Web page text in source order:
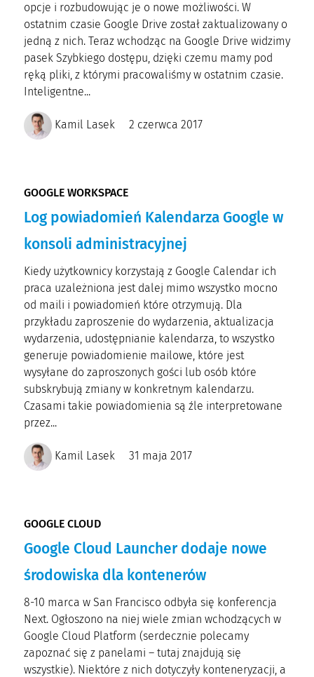
opcje i rozbudowując je o nowe możliwości. W
ostatnim czasie Google Drive został zaktualizowany o
jedną z nich. Teraz wchodząc na Google Drive widzimy
pasek Szybkiego dostępu, dzięki czemu mamy pod
ręką pliki, z którymi pracowaliśmy w ostatnim czasie.
Inteligentne...
Kamil Lasek 2 czerwca 2017
GOOGLE WORKSPACE
Log powiadomień Kalendarza Google w
konsoli administracyjnej
Kiedy użytkownicy korzystają z Google Calendar ich
praca uzależniona jest dalej mimo wszystko mocno
od maili i powiadomień które otrzymują. Dla
przykładu zaproszenie do wydarzenia, aktualizacja
wydarzenia, udostępnianie kalendarza, to wszystko
generuje powiadomienie mailowe, które jest
wysyłane do zaproszonych gości lub osób które
subskrybują zmiany w konkretnym kalendarzu.
Czasami takie powiadomienia są źle interpretowane
przez...
Kamil Lasek 31 maja 2017
GOOGLE CLOUD
Google Cloud Launcher dodaje nowe
środowiska dla kontenerów
8-10 marca w San Francisco odbyła się konferencja
Next. Ogłoszono na niej wiele zmian wchodzących w
Google Cloud Platform (serdecznie polecamy
zapoznać się z panelami – tutaj znajdują się
wszystkie). Niektóre z nich dotyczyły konteneryzacji, a